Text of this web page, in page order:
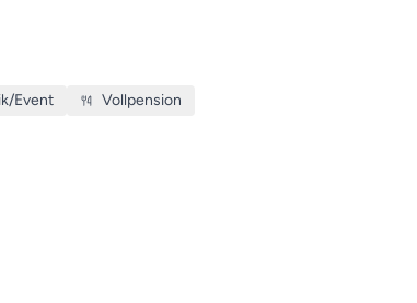
Event Vollpension